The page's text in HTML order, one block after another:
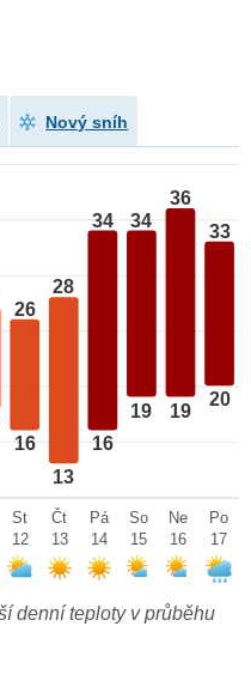
Nový sníh
26
16
28
13
34
16
34
19
36
19
33
20
St
12
Čt
13
Pá
14
So
15
Ne
16
Po
17
denní teploty v průběhu